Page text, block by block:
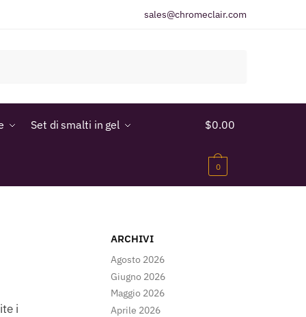
sales@chromeclair.com
Set di smalti in gel $0.00
0
i
ARCHIVI
Agosto 2026
Giugno 2026
Maggio 2026
Aprile 2026